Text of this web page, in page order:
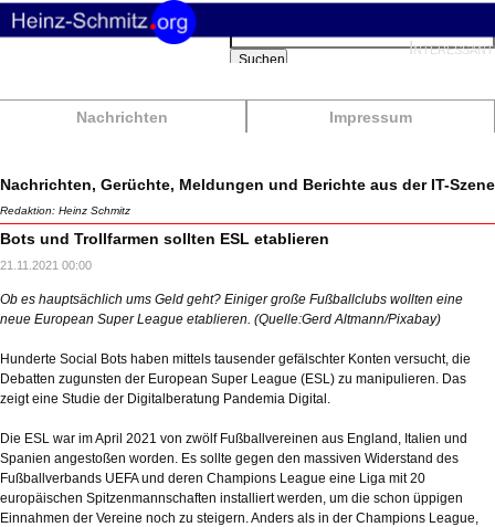
Nachrichten Impressum
Suchbegriffe
Suchen
Nachrichten, Gerüchte, Meldungen und Berichte aus der IT-Szene
Redaktion: Heinz Schmitz
Bots und Trollfarmen sollten ESL etablieren
21.11.2021 00:00
Ob es hauptsächlich ums Geld geht? Einiger große Fußballclubs wollten eine
neue European Super League etablieren. (Quelle:Gerd Altmann/Pixabay)
Hunderte Social Bots haben mittels tausender gefälschter Konten versucht, die
Debatten zugunsten der European Super League (ESL) zu manipulieren. Das
zeigt eine Studie der Digitalberatung Pandemia Digital.
Die ESL war im April 2021 von zwölf Fußballvereinen aus England, Italien und
Spanien angestoßen worden. Es sollte gegen den massiven Widerstand des
Fußballverbands UEFA und deren Champions League eine Liga mit 20
europäischen Spitzenmannschaften installiert werden, um die schon üppigen
Einnahmen der Vereine noch zu steigern. Anders als in der Champions League,